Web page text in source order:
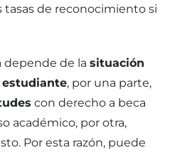
tasas de reconocimiento si
depende de la situación
, por una parte,
con derecho a beca
académico, por otra,
Por esta razón, puede